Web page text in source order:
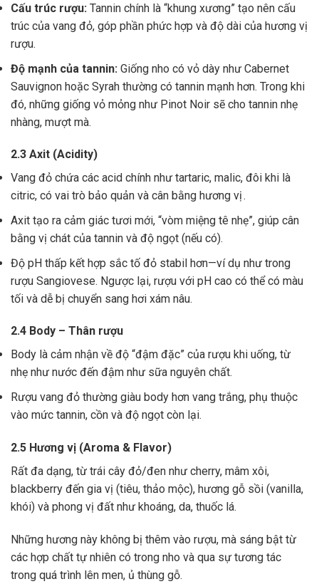
Cấu trúc rượu: Tannin chính là “khung xương” tạo nên cấu
trúc của vang đỏ, góp phần phức hợp và độ dài của hương vị
rượu.
Độ mạnh của tannin: Giống nho có vỏ dày như Cabernet
Sauvignon hoặc Syrah thường có tannin mạnh hơn. Trong khi
đó, những giống vỏ mỏng như Pinot Noir sẽ cho tannin nhẹ
nhàng, mượt mà.
2.3 Axit (Acidity)
Vang đỏ chứa các acid chính như tartaric, malic, đôi khi là
citric, có vai trò bảo quản và cân bằng hương vị .
Axit tạo ra cảm giác tươi mới, “vòm miệng tê nhẹ”, giúp cân
bằng vị chát của tannin và độ ngọt (nếu có).
Độ pH thấp kết hợp sắc tố đỏ stabil hơn—ví dụ như trong
rượu Sangiovese. Ngược lại, rượu với pH cao có thể có màu
tối và dễ bị chuyển sang hơi xám nâu.
2.4 Body – Thân rượu
Body là cảm nhận về độ “đậm đặc” của rượu khi uống, từ
nhẹ như nước đến đậm như sữa nguyên chất.
Rượu vang đỏ thường giàu body hơn vang trắng, phụ thuộc
vào mức tannin, cồn và độ ngọt còn lại.
2.5 Hương vị (Aroma & Flavor)
Rất đa dạng, từ trái cây đỏ/đen như cherry, mâm xôi,
blackberry đến gia vị (tiêu, thảo mộc), hương gỗ sồi (vanilla,
khói) và phong vị đất như khoáng, da, thuốc lá.
Những hương này không bị thêm vào rượu, mà sáng bật từ
các hợp chất tự nhiên có trong nho và qua sự tương tác
trong quá trình lên men, ủ thùng gỗ.